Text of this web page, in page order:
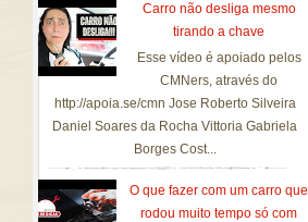
Carro não desliga mesmo
tirando a chave
Esse vídeo é apoiado pelos
CMNers, através do
http://apoia.se/cmn Jose Roberto Silveira
Daniel Soares da Rocha Vittoria Gabriela
Borges Cost...
O que fazer com um carro que
rodou muito tempo só com